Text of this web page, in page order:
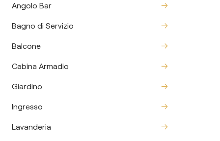
Angolo Bar
Bagno di Servizio
Balcone
Cabina Armadio
Giardino
Ingresso
Lavanderia